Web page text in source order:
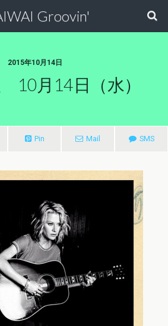
Groovin'
2015年10月14日
10月14日（水）
Pin Mail SMS